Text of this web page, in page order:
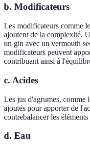
b. Modificateurs
Les modificateurs comme
ajoutent de la complexité.
un gin avec un vermouth
modificateurs peuvent
contribuant ainsi à
c. Acides
Les jus d'agrumes, comme
ajoutés pour apporter de
contrebalancer les
d. Eau